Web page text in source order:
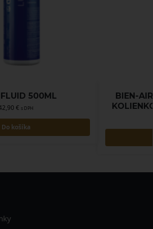
500ML
€ s DPH
Do košíka
BIEN-